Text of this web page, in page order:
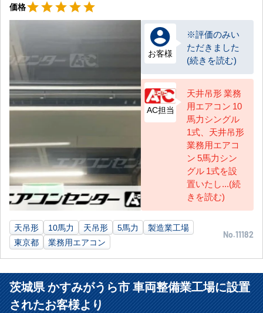
価格 星5
starstarstarstarstar
お客様
※評価のみい
ただきました
(続きを読む)
AC担当
天井吊形 業務
用エアコン 10
馬力シングル
1式、天井吊形
業務用エアコ
ン 5馬力シン
グル 1式を設
置いたし...(続
きを読む)
天吊形 10馬力 天吊形 5馬力
製造業工場
東京都
業務用エアコン
No.11182
茨城県 かすみがうら市 車両整備業工場に設置
されたお客様より